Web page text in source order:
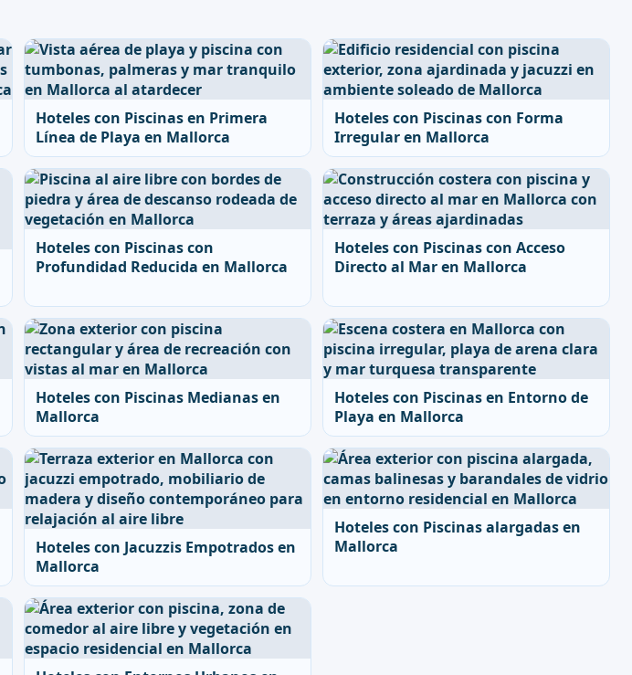
Hoteles con Piscinas en Primera
Línea de Playa en Mallorca
Hoteles con Piscinas con Forma
Irregular en Mallorca
Hoteles con Piscinas con
Profundidad Reducida en Mallorca
Hoteles con Piscinas con Acceso
Directo al Mar en Mallorca
Hoteles con Piscinas Medianas en
Mallorca
Hoteles con Piscinas en Entorno de
Playa en Mallorca
Hoteles con Jacuzzis Empotrados en
Mallorca
Hoteles con Piscinas alargadas en
Mallorca